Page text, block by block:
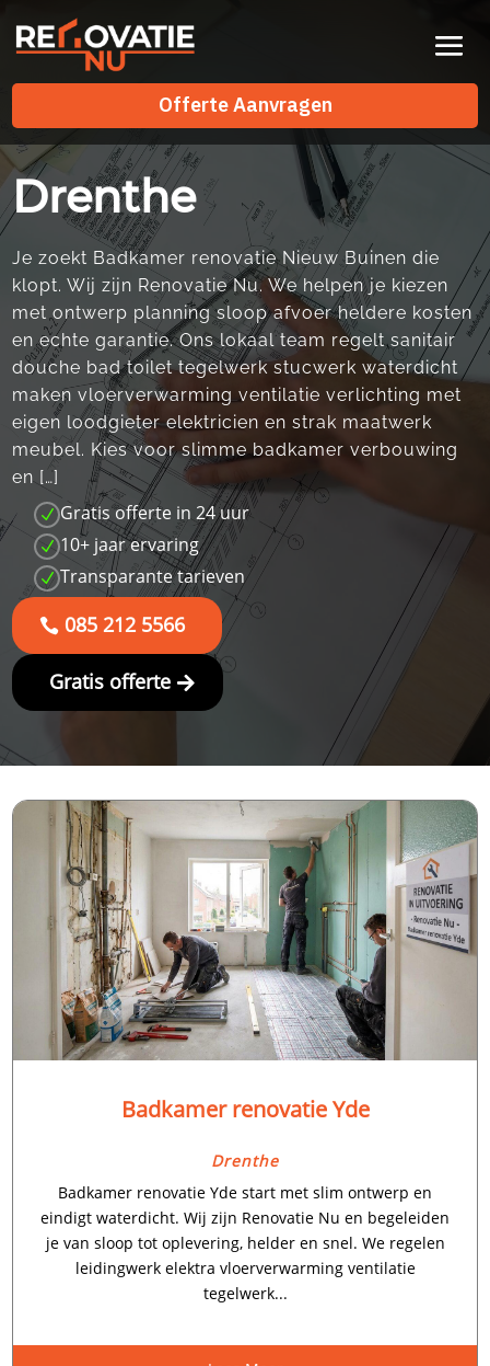
Offerte Aanvragen
Offerte Aanvragen
Drenthe
Je zoekt Badkamer renovatie Nieuw Buinen die
klopt. Wij zijn Renovatie Nu. We helpen je kiezen
met ontwerp planning sloop afvoer heldere kosten
en echte garantie. Ons lokaal team regelt sanitair
douche bad toilet tegelwerk stucwerk waterdicht
maken vloerverwarming ventilatie verlichting met
eigen loodgieter elektricien en strak maatwerk
meubel. Kies voor slimme badkamer verbouwing
en […]
N Gratis offerte in 24 uur
N 10+ jaar ervaring
N Transparante tarieven
085 212 5566
Gratis offerte
Badkamer renovatie Yde
Drenthe
Badkamer renovatie Yde start met slim ontwerp en
eindigt waterdicht. Wij zijn Renovatie Nu en begeleiden
je van sloop tot oplevering, helder en snel. We regelen
leidingwerk elektra vloerverwarming ventilatie
tegelwerk...